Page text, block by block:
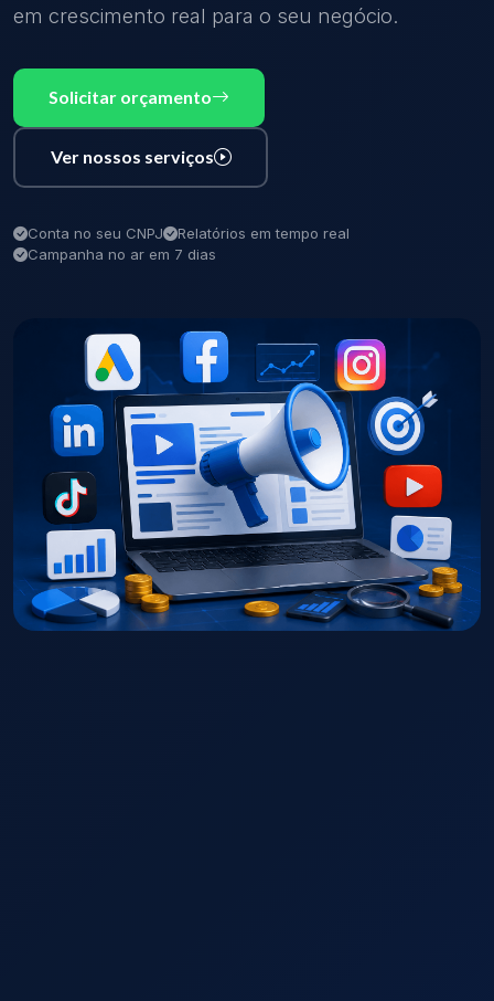
em crescimento real para o seu negócio.
Solicitar orçamento
Ver nossos serviços
Conta no seu CNPJ
Relatórios em tempo real
Campanha no ar em 7 dias